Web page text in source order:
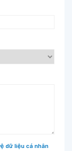
dữ liệu cá nhân